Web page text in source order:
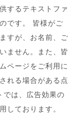
するテキストファ
です。 皆様がご
すが、お名前、ご
ません。また、皆
ページをご利用に
れる場合がある点
では、広告効果の
しております。